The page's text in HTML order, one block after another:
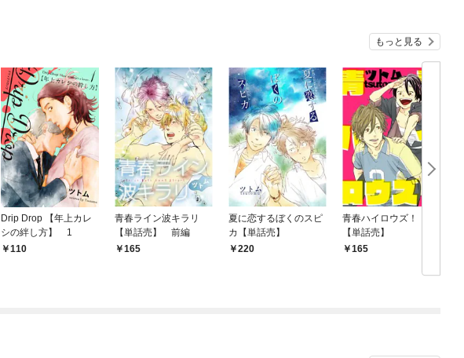
もっと見る
Drip Drop 【年上カレ
シの絆し方】 1
110
青春ライン波キラリ
【単話売】 前編
165
夏に恋するぼくのスピ
カ【単話売】
220
青春ハイロウズ！！
【単話売】
165